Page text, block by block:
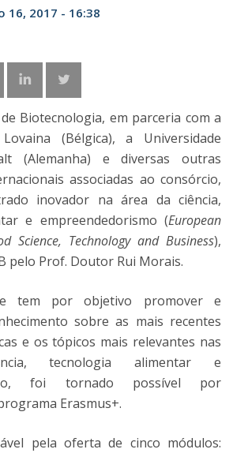
16, 2017 - 16:38
Biotecnologia, em parceria com a
(Bélgica), a Universidade
(Alemanha) e diversas outras
associadas ao consórcio,
inovador na área da ciência,
e empreendedorismo (European
Science, Technology and Business),
pelo Prof. Doutor Rui Morais.
tem por objetivo promover e
sobre as mais recentes
e os tópicos mais relevantes nas
tecnologia alimentar e
foi tornado possível por
Erasmus+.
pela oferta de cinco módulos: